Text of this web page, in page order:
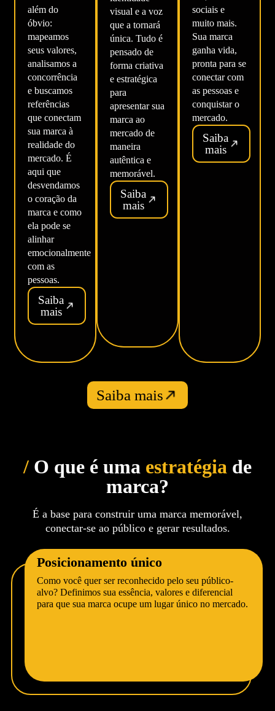
além do
óbvio:
mapeamos
seus valores,
analisamos a
concorrência
e buscamos
referências
que conectam
sua marca à
realidade do
mercado. É
aqui que
desvendamos
o coração da
marca e como
ela pode se
alinhar
emocionalmente
com as
pessoas.
Saiba
mais
visual e a voz
que a tornará
única. Tudo é
pensado de
forma criativa
e estratégica
para
apresentar sua
marca ao
mercado de
maneira
autêntica e
memorável.
Saiba
mais
sociais e
muito mais.
Sua marca
ganha vida,
pronta para se
conectar com
as pessoas e
conquistar o
mercado.
Saiba
mais
Saiba mais
/ O que é uma estratégia de
marca?
É a base para construir uma marca memorável,
conectar-se ao público e gerar resultados.
Posicionamento único
Como você quer ser reconhecido pelo seu público-
alvo? Definimos sua essência, valores e diferencial
para que sua marca ocupe um lugar único no mercado.